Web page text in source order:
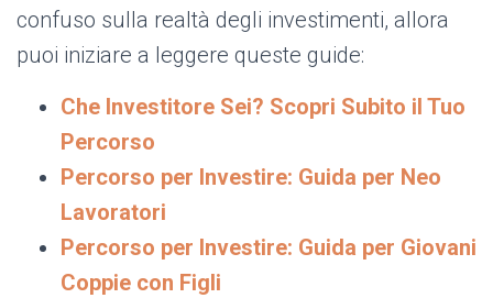
confuso sulla realtà degli investimenti, allora
puoi iniziare a leggere queste guide:
Che Investitore Sei? Scopri Subito il Tuo
Percorso
Percorso per Investire: Guida per Neo
Lavoratori
Percorso per Investire: Guida per Giovani
Coppie con Figli